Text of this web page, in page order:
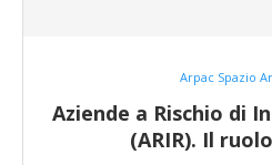
Arpac Spazio
Aziende a Rischio di
(ARIR). Il